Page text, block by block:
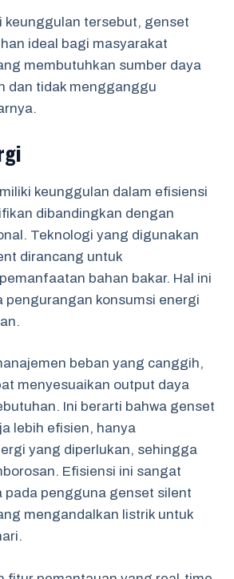
keunggulan tersebut, genset
ideal bagi masyarakat
membutuhkan sumber daya
dan tidak mengganggu
keunggulan dalam efisiensi
dibandingkan dengan
Teknologi yang digunakan
dirancang untuk
bahan bakar. Hal ini
pengurangan konsumsi energi
beban yang canggih,
menyesuaikan output daya
Ini berarti bahwa genset
lebih efisien, hanya
yang diperlukan, sehingga
Efisiensi ini sangat
pada pengguna genset silent
mengandalkan listrik untuk